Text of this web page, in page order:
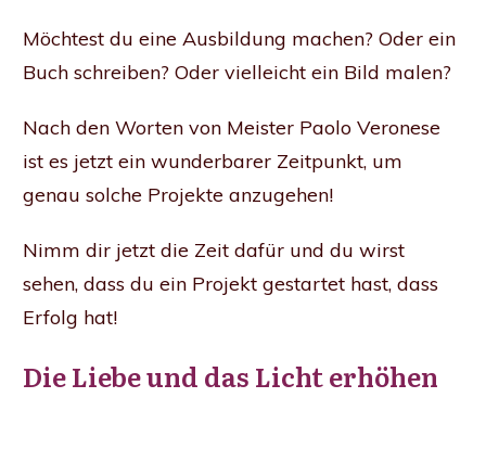
Möchtest du eine Ausbildung machen? Oder ein
Buch schreiben? Oder vielleicht ein Bild malen?
Nach den Worten von Meister Paolo Veronese
ist es jetzt ein wunderbarer Zeitpunkt, um
genau solche Projekte anzugehen!
Nimm dir jetzt die Zeit dafür und du wirst
sehen, dass du ein Projekt gestartet hast, dass
Erfolg hat!
Die Liebe und das Licht erhöhen